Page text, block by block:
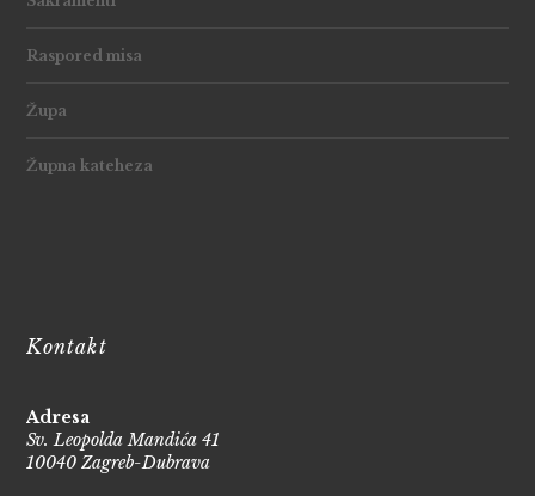
Raspored misa
Župa
Župna kateheza
Kontakt
Adresa
Sv. Leopolda Mandića 41
10040 Zagreb-Dubrava